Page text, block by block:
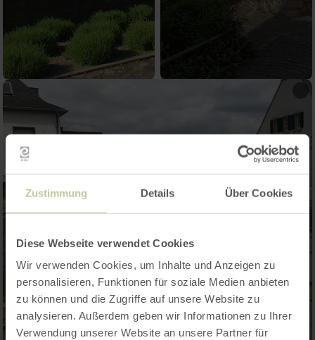
Zustimmung Details Über Cookies
Diese Webseite verwendet Cookies
Wir verwenden Cookies, um Inhalte und Anzeigen zu
personalisieren, Funktionen für soziale Medien anbieten
zu können und die Zugriffe auf unsere Website zu
analysieren. Außerdem geben wir Informationen zu Ihrer
Verwendung unserer Website an unsere Partner für